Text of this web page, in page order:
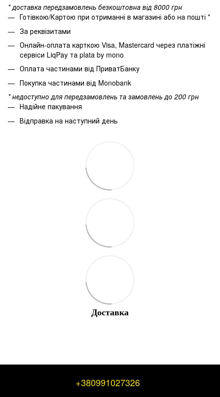
* доставка передзамовлень безкоштовна від 8000 грн
Готівкою/Картою при отриманні в магазині або на пошті *
За реквізитами
Онлайн-оплата карткою Visa, Mastercard через платіжні
сервіси LiqPay та plata by mono
Оплата частинами від ПриватБанку
Покупка частинами від Monobank
* недоступно для передзамовлень та замовлень до 200 грн
Надійне пакування
Відправка на наступний день
Доставка
+380991027326